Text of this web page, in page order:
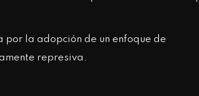
por la adopción de un enfoque de
represiva.